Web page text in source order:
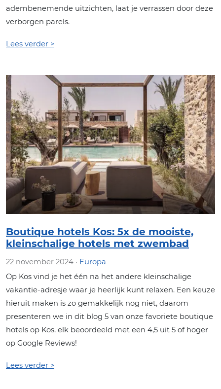
adembenemende uitzichten, laat je verrassen door deze
verborgen parels.
Lees verder >
Boutique hotels Kos: 5x de mooiste,
kleinschalige hotels met zwembad
22 november 2024 · Europa
Op Kos vind je het één na het andere kleinschalige
vakantie-adresje waar je heerlijk kunt relaxen. Een keuze
hieruit maken is zo gemakkelijk nog niet, daarom
presenteren we in dit blog 5 van onze favoriete boutique
hotels op Kos, elk beoordeeld met een 4,5 uit 5 of hoger
op Google Reviews!
Lees verder >